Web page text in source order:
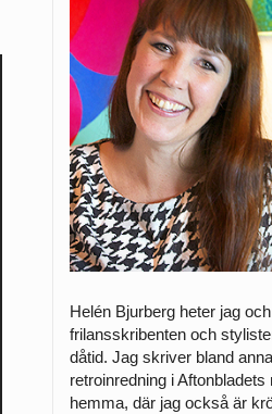
Helén Bjurberg heter jag
frilansskribenten och
dåtid. Jag skriver bland
retroinredning i
hemma, där jag också är